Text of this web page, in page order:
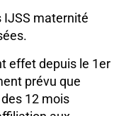
IJSS maternité
effet depuis le 1er
prévu que
12 mois